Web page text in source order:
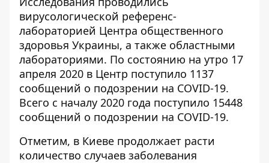
вирусологической референс-
лабораторией Центра общественного
здоровья Украины, а также областными
лабораториями. По состоянию на утро 17
апреля 2020 в Центр поступило 1137
сообщений о подозрении на COVID-19.
Всего с началу 2020 года поступило 15448
сообщений о подозрении на COVID-19.
Отметим, в Киеве продолжает расти
количество случаев заболевания